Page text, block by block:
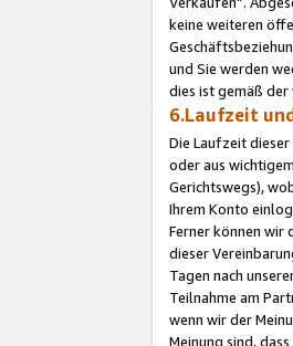
keine weiteren
und Sie werden
dies ist gemäß
6.Laufzeit
Die Laufzeit
oder aus
Gerichtswegs),
Ihrem Konto
Ferner können wir
dieser
Tagen nach
Teilnahme am
wenn wir der
Meinung sind,